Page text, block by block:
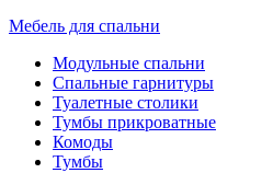
Мебель для спальни
Модульные спальни
Спальные гарнитуры
Туалетные столики
Тумбы прикроватные
Комоды
Тумбы